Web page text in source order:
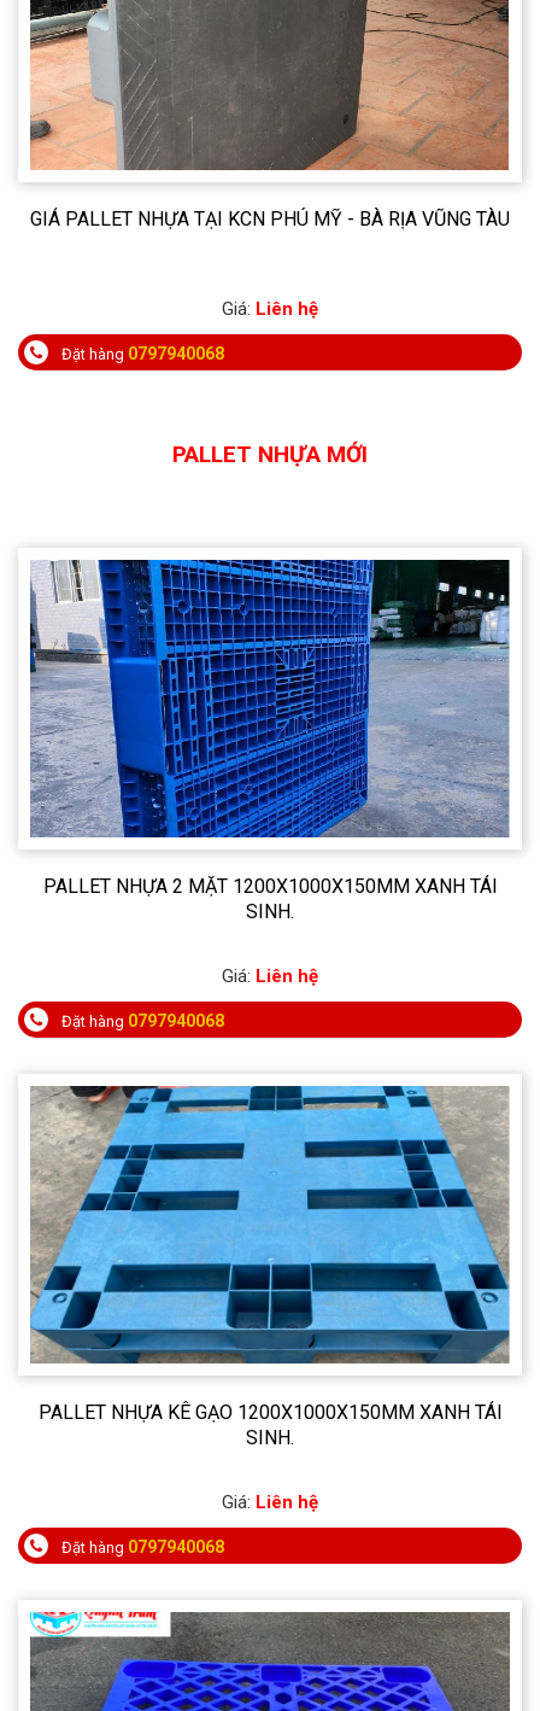
PALLET NHỰA ĐẮK NÔNG GIÁ TỐT, GIAO HÀNG NHANH
Giá: Liên hệ
Đặt hàng 0797940068
PALLET NHỰA MỚI
PALLET NHỰA 2 MẶT 1200X1000X150MM XANH TÁI
SINH.
Giá: Liên hệ
Đặt hàng 0797940068
PALLET NHỰA KÊ GẠO 1200X1000X150MM XANH TÁI
SINH.
Giá: Liên hệ
Đặt hàng 0797940068